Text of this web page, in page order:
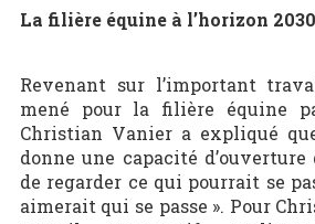
La filière équine à l’horizon 2030
Revenant sur l’important
mené pour la filière équine
Christian Vanier a expliqué
donne une capacité
de regarder ce qui pourrait se
aimerait qui se passe ». Pour